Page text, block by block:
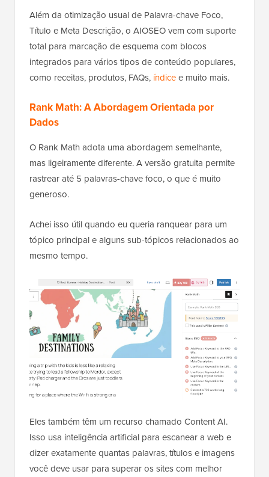
Além da otimização usual de Palavra-chave Foco,
Título e Meta Descrição, o AIOSEO vem com suporte
total para marcação de esquema com blocos
integrados para vários tipos de conteúdo populares,
como receitas, produtos, FAQs, índicee muito mais.
Rank Math: A Abordagem Orientada por
Dados
O Rank Math adota uma abordagem semelhante,
mas ligeiramente diferente. A versão gratuita permite
rastrear até 5 palavras-chave foco, o que é muito
generoso.
Achei isso útil quando eu queria ranquear para um
tópico principal e alguns sub-tópicos relacionados ao
mesmo tempo.
Eles também têm um recurso chamado Content AI.
Isso usa inteligência artificial para escanear a web e
dizer exatamente quantas palavras, títulos e imagens
você deve usar para superar os sites com melhor